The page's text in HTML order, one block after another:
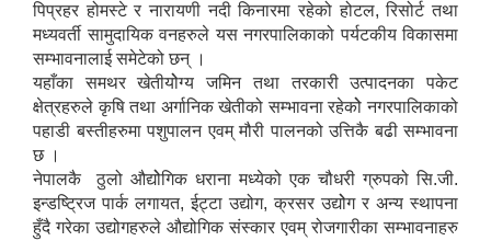
पिप्रहर होमस्टे र नारायणी नदी किनारमा रहेको होटल, रिसोर्ट तथा
मध्यवर्ती सामुदायिक वनहरुले यस नगरपालिकाको पर्यटकीय विकासमा
सम्भावनालाई समेटेको छन् ।
यहाँका समथर खेतीयोेग्य जमिन तथा तरकारी उत्पादनका पकेट
क्षेत्रहरुले कृषि तथा अर्गानिक खेतीको सम्भावना रहेकोे नगरपालिकाको
पहाडी बस्तीहरुमा पशुपालन एवम् मौरी पालनको उत्तिकै बढी सम्भावना
छ ।
नेपालकै ठुलो औद्योेगिक धराना मध्येको एक चौधरी ग्रुपको सि.जी.
इन्डष्ट्रिज पार्क लगायत, ईट्टा उद्योग, क्रसर उद्योेग र अन्य स्थापना
हुँदै गरेका उद्योगहरुले औद्योगिक संस्कार एवम् रोजगारीका सम्भावनाहरु